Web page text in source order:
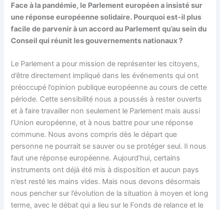
Face à la pandémie, le Parlement européen a insisté sur
une réponse européenne solidaire. Pourquoi est-il plus
facile de parvenir à un accord au Parlement qu’au sein du
Conseil qui réunit les gouvernements nationaux ?
Le Parlement a pour mission de représenter les citoyens,
d’être directement impliqué dans les événements qui ont
préoccupé l’opinion publique européenne au cours de cette
période. Cette sensibilité nous a poussés à rester ouverts
et à faire travailler non seulement le Parlement mais aussi
l’Union européenne, et à nous battre pour une réponse
commune. Nous avons compris dès le départ que
personne ne pourrait se sauver ou se protéger seul. Il nous
faut une réponse européenne. Aujourd’hui, certains
instruments ont déjà été mis à disposition et aucun pays
n’est resté les mains vides. Mais nous devons désormais
nous pencher sur l’évolution de la situation à moyen et long
terme, avec le débat qui a lieu sur le Fonds de relance et le